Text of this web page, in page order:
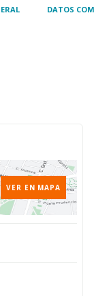
DATOS
VER EN MAPA